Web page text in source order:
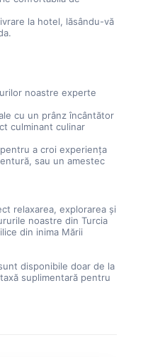
la hotel, lăsându-vă
noastre experte
cu un prânz încântător
culminant culinar
a croi experienţa
sau un amestec
relaxarea, explorarea şi
noastre din Turcia
din inima Mării
disponibile doar de la
suplimentară pentru